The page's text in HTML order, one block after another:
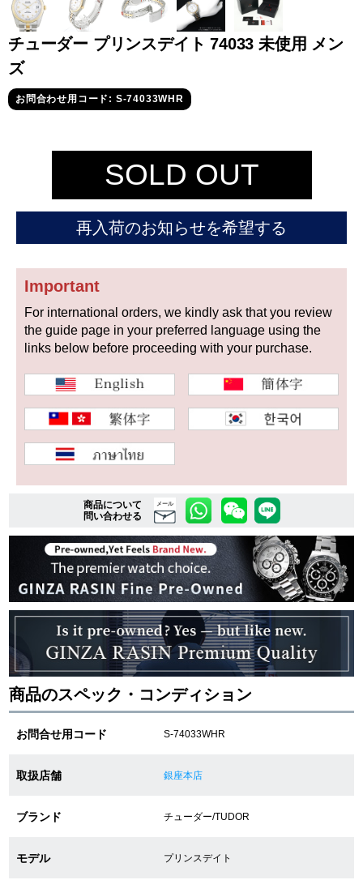
セイコー
ヴァシュロン
コンスタンタン
チューダー パネライ
商品の状態から探す
中古品 アンティーク品
WEB限定品
複数条件で商品を絞り込む
詳細検索はこちら
ご利用ガイド
GINZA RASINのプレミアムクオリティについて
送料・お支払方法
ショッピングローンの流れ
ショップサービス
チューダー プリンスデイト 74033 未使用 メン
ズ
お問合わせ用コード: S-74033WHR
SOLD OUT
再入荷のお知らせを希望する
Important
For international orders, we kindly ask that you review
the guide page in your preferred language using the
links below before proceeding with your purchase.
商品について
問い合わせる
メール
商品のスペック・コンディション
お問合せ用コード S-74033WHR
取扱店舗 銀座本店
ブランド チューダー/TUDOR
モデル プリンスデイト